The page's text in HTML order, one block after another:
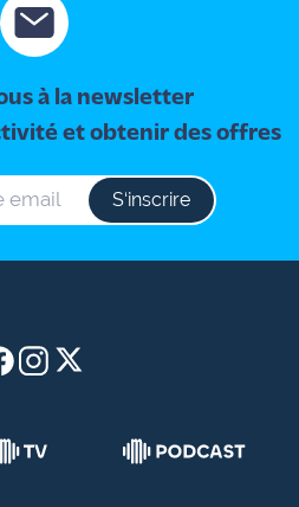
à la newsletter
et obtenir des offres
S‘inscrire